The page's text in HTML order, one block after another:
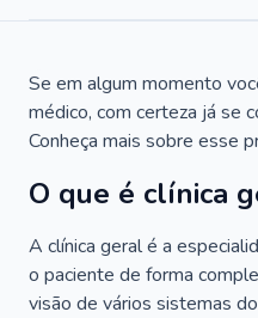
Se em algum momento
médico, com certeza já se
Conheça mais sobre esse
O que é clínica
A clínica geral é a
o paciente de forma
visão de vários sistemas